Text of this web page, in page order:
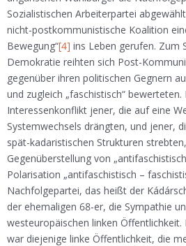
Sozialistischen Arbeiterpartei
nicht-postkommunistische Koalition
Bewegung“[4] ins Leben gerufen. Zum
Demokratie reihten sich Post-
gegenüber ihren politischen Gegnern
und zugleich „faschistisch“
Interessenkonflikt jener, die auf eine
Systemwechsels drängten, und jener,
spät-kadaristischen Strukturen
Gegenüberstellung von
Polarisation „antifaschistisch –
Nachfolgepartei, das heißt der
der ehemaligen 68-er, die Sympathie
westeuropäischen linken Öffentlichkeit.
war diejenige linke Öffentlichkeit, die